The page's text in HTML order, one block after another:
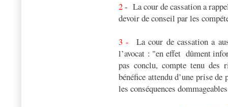
2- La cour de cassation a
devoir de conseil par les
3 - La cour de cassation a
l’avocat : "en effet dûment
pas conclu, compte tenu des
bénéfice attendu d’une prise
les conséquences